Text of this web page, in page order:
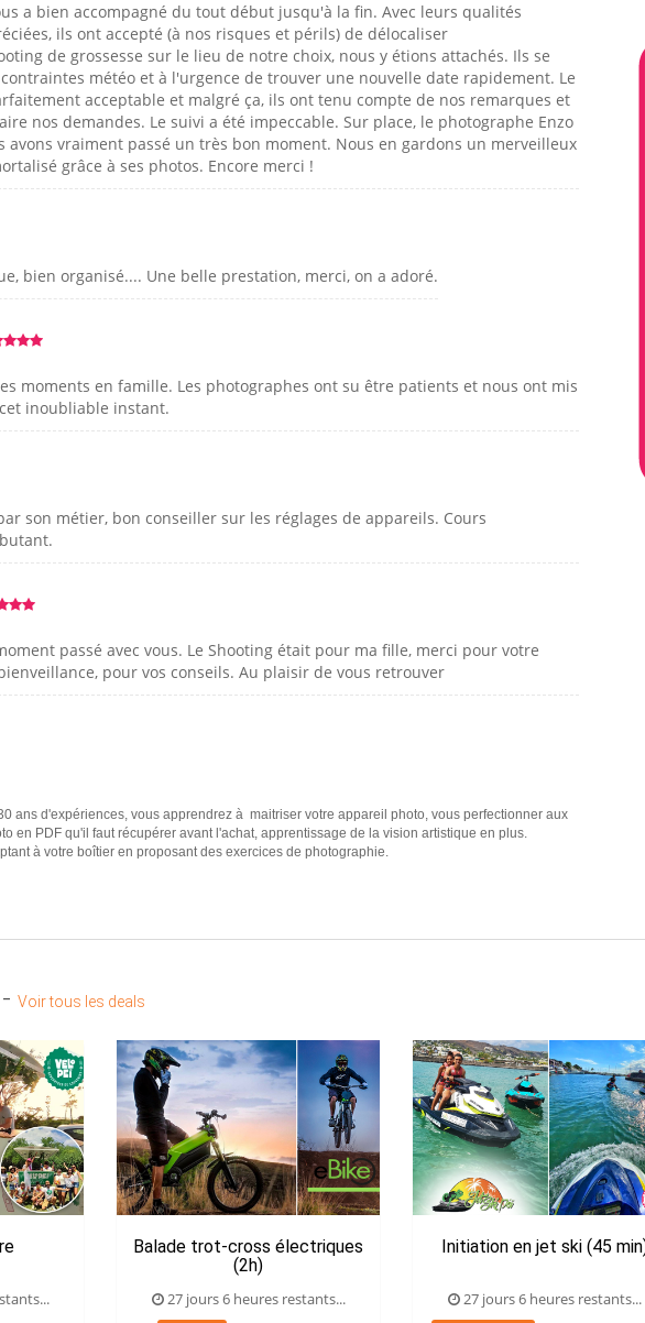
a bien accompagné du tout début jusqu'à la fin. Avec leurs qualités
ils ont accepté (à nos risques et périls) de délocaliser
de grossesse sur le lieu de notre choix, nous y étions attachés. Ils se
météo et à l'urgence de trouver une nouvelle date rapidement. Le
acceptable et malgré ça, ils ont tenu compte de nos remarques et
nos demandes. Le suivi a été impeccable. Sur place, le photographe Enzo
avons vraiment passé un très bon moment. Nous en gardons un merveilleux
grâce à ses photos. Encore merci !
bien organisé.... Une belle prestation, merci, on a adoré.
moments en famille. Les photographes ont su être patients et nous ont mis
inoubliable instant.
son métier, bon conseiller sur les réglages de appareils. Cours
passé avec vous. Le Shooting était pour ma fille, merci pour votre
pour vos conseils. Au plaisir de vous retrouver
ans d'expériences, vous apprendrez à maitriser votre appareil photo, vous perfectionner aux
en PDF qu'il faut récupérer avant l'achat, apprentissage de la vision artistique en plus.
à votre boîtier en proposant des exercices de photographie.
Voir tous les deals
Balade trot-cross électriques
(2h)
27 jours 6 heures restants...
Initiation en jet ski (45
27 jours 6 heures restants...